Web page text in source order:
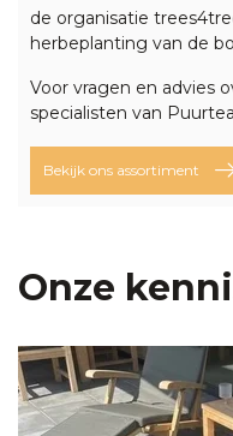
de organisatie
herbeplanting van de
Voor vragen en advies
specialisten van
Bekijk ons assortiment
Onze